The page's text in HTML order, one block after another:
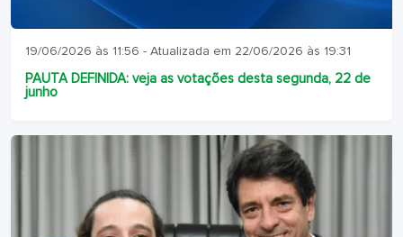
19/06/2026 às 11:56 - Atualizada em 22/06/2026 às 19:31
PAUTA DEFINIDA: veja as votações desta segunda, 22 de
junho